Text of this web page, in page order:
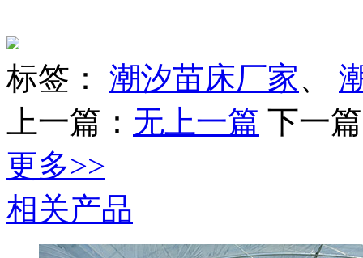
标签： 潮汐苗床厂家、
上一篇： 无上一篇 下一
更多>>
相关产品